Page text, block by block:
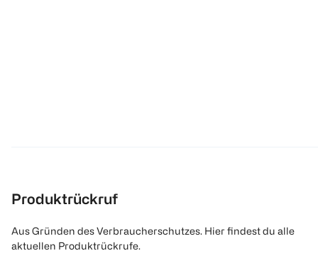
Produktrückruf
Aus Gründen des Verbraucherschutzes. Hier findest du alle
aktuellen Produktrückrufe.